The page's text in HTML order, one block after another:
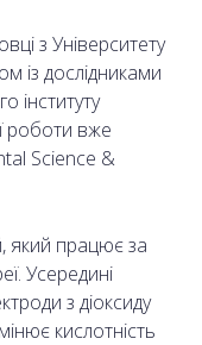
з Університету
із дослідниками
інституту
роботи вже
Science &
який працює за
Усередині
з діоксиду
кислотність